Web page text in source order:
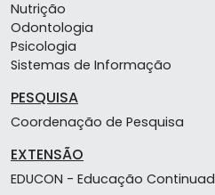
Nutrição
Odontologia
Psicologia
Sistemas de Informação
PESQUISA
Coordenação de Pesquisa
EXTENSÃO
EDUCON - Educação